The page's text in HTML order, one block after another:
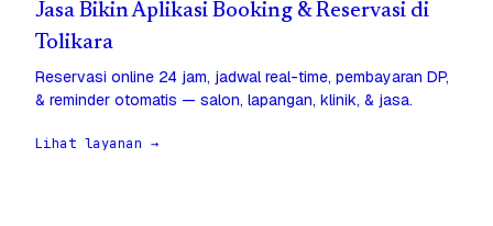
Jasa Bikin Aplikasi Booking & Reservasi di
Tolikara
Reservasi online 24 jam, jadwal real-time, pembayaran DP,
& reminder otomatis — salon, lapangan, klinik, & jasa.
Lihat layanan →